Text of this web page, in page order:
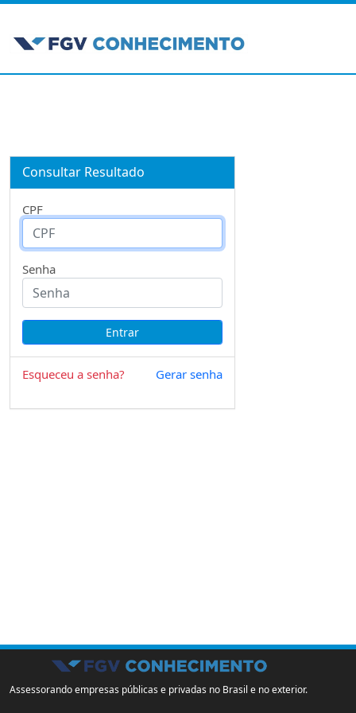
Consultar Resultado
CPF
Senha
Esqueceu a senha? Gerar senha
Assessorando empresas públicas e privadas no Brasil e no exterior.